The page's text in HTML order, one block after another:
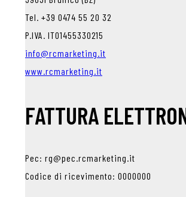
Tel. +39 0474 55 20 32
P.IVA. IT01455330215
info@rcmarketing.it
www.rcmarketing.it
FATTURA
Pec: rg@pec.rcmarketing.it
Codice di ricevimento: 0000000